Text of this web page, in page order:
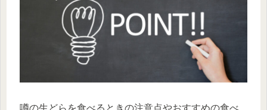
噂の生どらを食べるときの注意点やおすすめの食べ